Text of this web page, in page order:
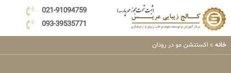
021-91094759
093-39535771
خانه » اکستنشن مو در رودان